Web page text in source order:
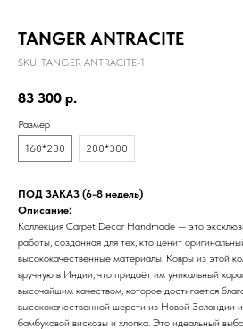
TANGER ANTRACITE
SKU: TANGER ANTRACITE-1
83 300 р.
Размер
160*230
200*300
ПОД ЗАКАЗ (6-8 недель)
Описание:
Коллекция Carpet Decor Handmade — это
работы, созданная для тех, кто ценит
высококачественные материалы. Ковры из этой
вручную в Индии, что придаёт им уникальный
высочайшим качеством, которое достигается
высококачественной шерсти из Новой Зеландии
бамбуковой вискозы и хлопка. Это идеальный